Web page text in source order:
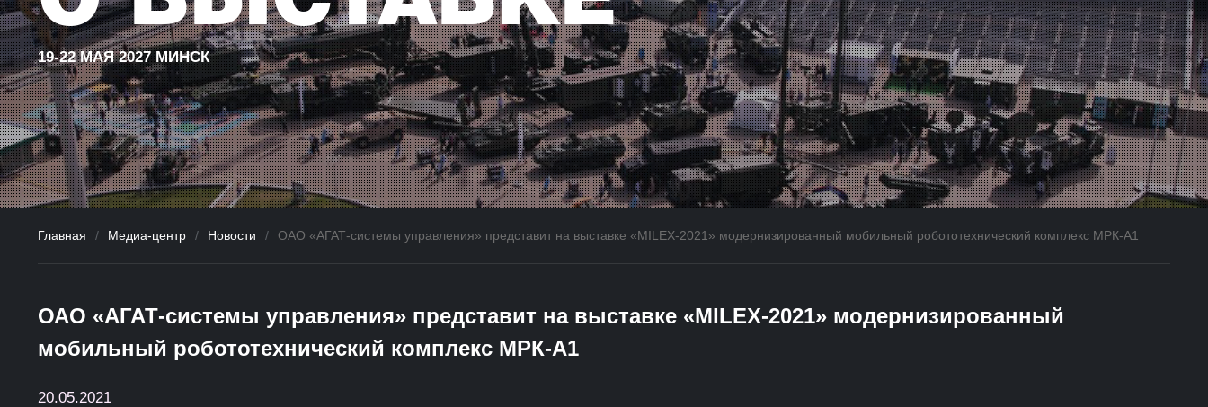
19-22 МАЯ 2027 МИНСК
Главная / Медиа-центр / Новости / ОАО «АГАТ-системы управления» представит на выставке «MILEX-2021» модернизированный мобильный робототехнический комплекс МРК-А1
ОАО «АГАТ-системы управления» представит на выставке «MILEX-2021» модернизированный
мобильный робототехнический комплекс МРК-А1
20.05.2021